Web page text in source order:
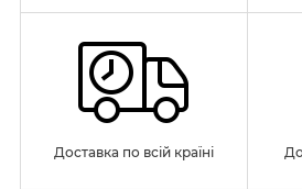
Доставка по всій країні